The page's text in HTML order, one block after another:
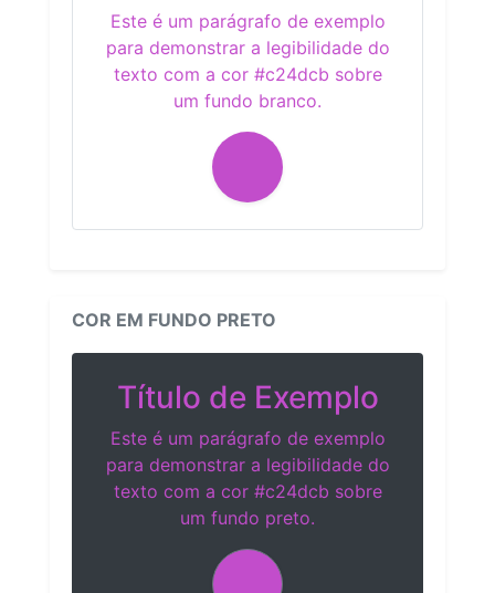
Este é um parágrafo de exemplo
para demonstrar a legibilidade do
texto com a cor #c24dcb sobre
um fundo branco.
COR EM FUNDO PRETO
Título de Exemplo
Este é um parágrafo de exemplo
para demonstrar a legibilidade do
texto com a cor #c24dcb sobre
um fundo preto.